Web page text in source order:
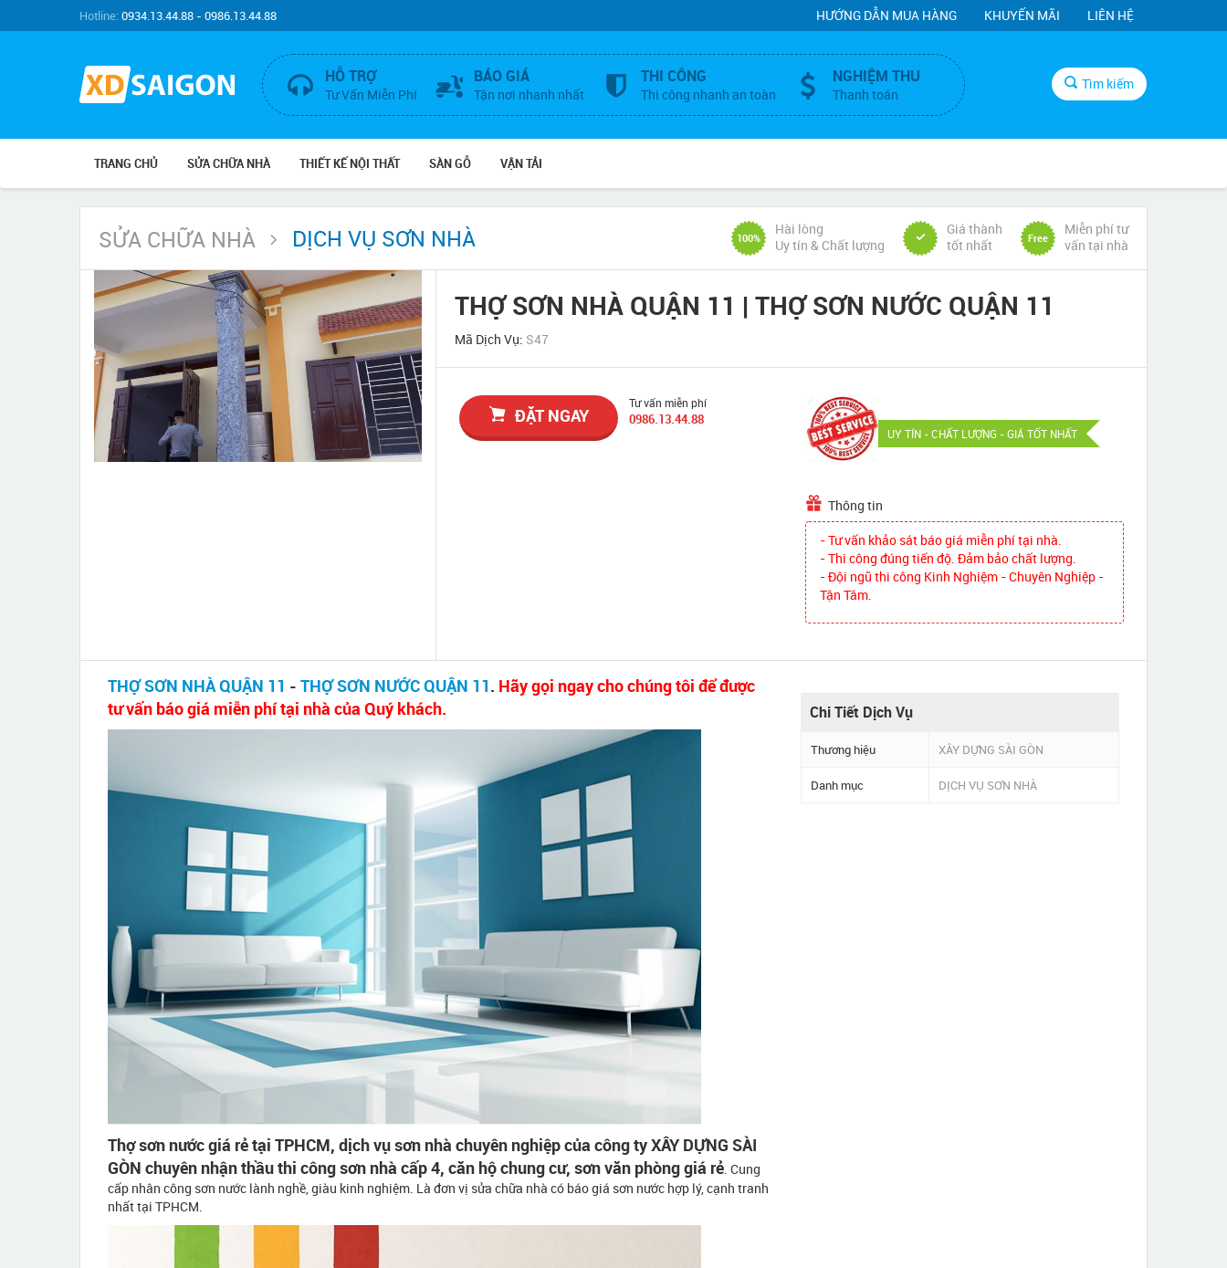
Hotline:0934.13.44.88 - 0986.13.44.88 HƯỚNG DẪN MUA HÀNG KHUYẾN MÃI LIÊN HỆ
HỖ TRỢ
Tư Vấn Miễn Phí
BÁO GIÁ
Tận nơi nhanh nhất
THI CÔNG
Thi công nhanh an toàn
NGHIỆM THU
Thanh toán
Tìm kiếm
TRANG CHỦ SỬA CHỮA NHÀ THIẾT KẾ NỘI THẤT SÀN GỖ VẬN TẢI
SỬA CHỮA NHÀ DỊCH VỤ SƠN NHÀ 100%
Hài lòng
Uy tín & Chất lượng
Giá thành
tốt nhất
Free
Miễn phí tư
vấn tại nhà
THỢ SƠN NHÀ QUẬN 11 | THỢ SƠN NƯỚC QUẬN 11
Mã Dịch Vụ: S47
ĐẶT NGAY
Tư vấn miễn phí
0986.13.44.88
UY TÍN - CHẤT LƯỢNG - GIÁ TỐT NHẤT
Thông tin
- Tư vấn khảo sát báo giá miễn phí tại nhà.
- Thi công đúng tiến độ. Đảm bảo chất lượng.
- Đội ngũ thi công Kinh Nghiệm - Chuyên Nghiệp -
Tận Tâm.
THỢ SƠN NHÀ QUẬN 11 - THỢ SƠN NƯỚC QUẬN 11. Hãy gọi ngay cho chúng tôi để được
tư vấn báo giá miễn phí tại nhà của Quý khách.
Thợ sơn nước giá rẻ tại TPHCM, dịch vụ sơn nhà chuyên nghiệp của công ty XÂY DỰNG SÀI
GÒN chuyên nhận thầu thi công sơn nhà cấp 4, căn hộ chung cư, sơn văn phòng giá rẻ. Cung
cấp nhân công sơn nước lành nghề, giàu kinh nghiệm. Là đơn vị sửa chữa nhà có báo giá sơn nước hợp lý, cạnh tranh
nhất tại TPHCM.
Chi Tiết Dịch Vụ
Thương hiệu XÂY DỰNG SÀI GÒN
Danh mục DỊCH VỤ SƠN NHÀ